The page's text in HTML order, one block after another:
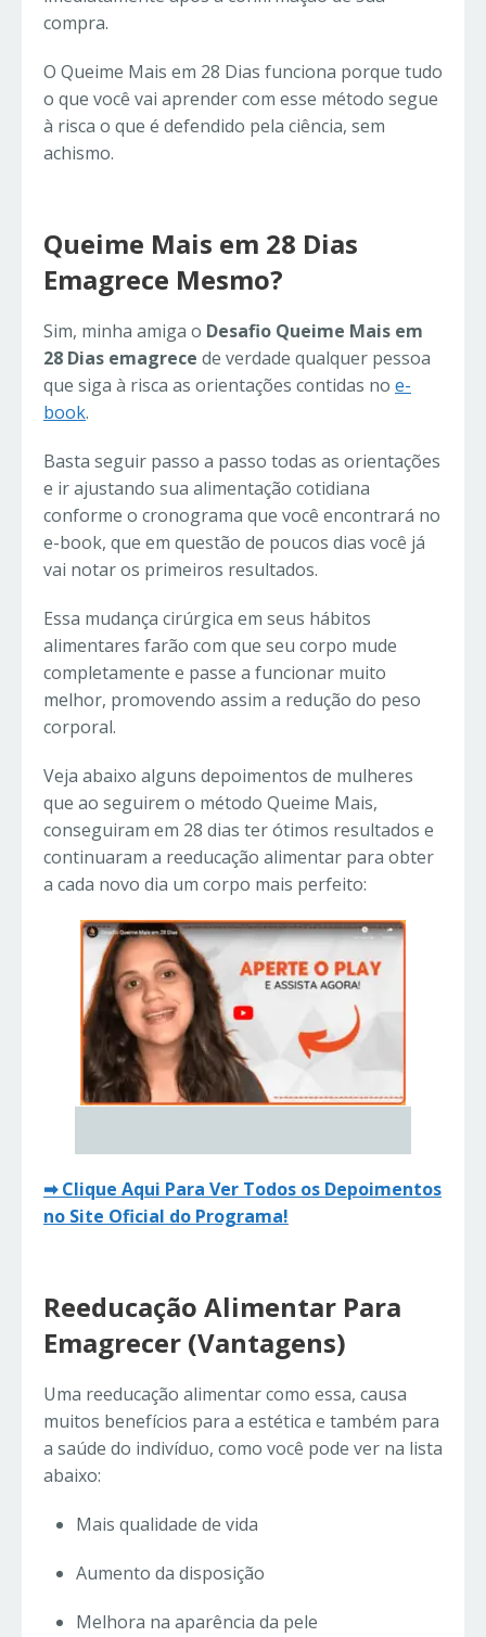
compra.
O Queime Mais em 28 Dias funciona porque tudo
o que você vai aprender com esse método segue
à risca o que é defendido pela ciência, sem
achismo.
Queime Mais em 28 Dias
Emagrece Mesmo?
Sim, minha amiga o Desafio Queime Mais em
28 Dias emagrece de verdade qualquer pessoa
que siga à risca as orientações contidas no e-
book.
Basta seguir passo a passo todas as orientações
e ir ajustando sua alimentação cotidiana
conforme o cronograma que você encontrará no
e-book, que em questão de poucos dias você já
vai notar os primeiros resultados.
Essa mudança cirúrgica em seus hábitos
alimentares farão com que seu corpo mude
completamente e passe a funcionar muito
melhor, promovendo assim a redução do peso
corporal.
Veja abaixo alguns depoimentos de mulheres
que ao seguirem o método Queime Mais,
conseguiram em 28 dias ter ótimos resultados e
continuaram a reeducação alimentar para obter
a cada novo dia um corpo mais perfeito:
➡ Clique Aqui Para Ver Todos os Depoimentos
no Site Oficial do Programa!
Reeducação Alimentar Para
Emagrecer (Vantagens)
Uma reeducação alimentar como essa, causa
muitos benefícios para a estética e também para
a saúde do indivíduo, como você pode ver na lista
abaixo:
Mais qualidade de vida
Aumento da disposição
Melhora na aparência da pele